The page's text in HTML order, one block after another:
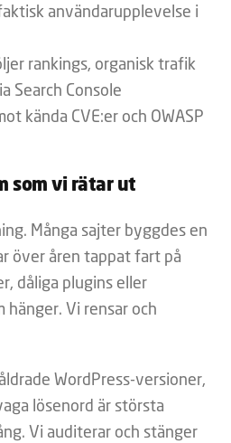
användarupplevelse i
rankings, organisk trafik
Search Console
kända CVE:er och OWASP
som vi rätar ut
Många sajter byggdes en
över åren tappat fart på
dåliga plugins eller
hänger. Vi rensar och
WordPress-versioner,
lösenord är största
Vi auditerar och stänger